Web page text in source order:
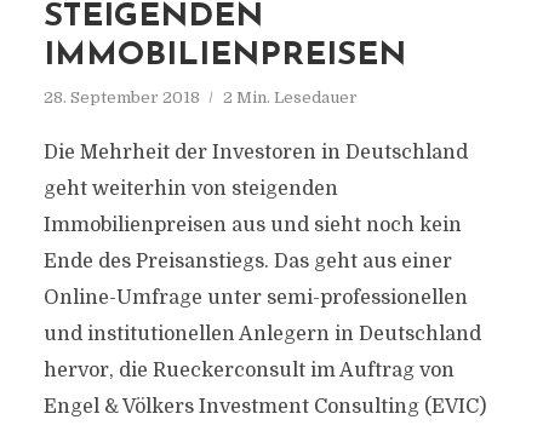
STEIGENDEN
IMMOBILIENPREISEN
28. September 2018 2 Min. Lesedauer
Die Mehrheit der Investoren in Deutschland
geht weiterhin von steigenden
Immobilienpreisen aus und sieht noch kein
Ende des Preisanstiegs. Das geht aus einer
Online-Umfrage unter semi-professionellen
und institutionellen Anlegern in Deutschland
hervor, die Rueckerconsult im Auftrag von
Engel & Völkers Investment Consulting (EVIC)